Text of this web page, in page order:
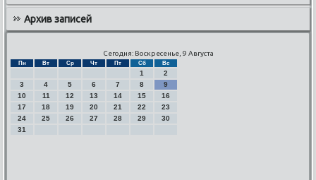
Архив записей
Сегодня: Воскресенье, 9 Августа
Пн Вт Ср Чт Пт Сб Вс
1
2
3
4 5 6 7 8
9
10
11 12 13 14 15
16
17
18 19 20 21 22
23
24
25 26 27 28 29
30
31